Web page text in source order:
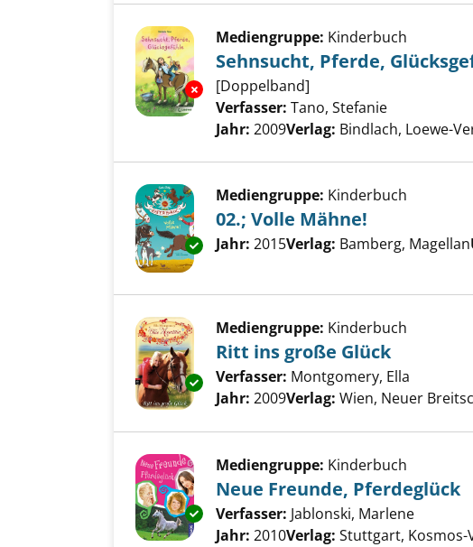
Exemplar-Details von Sehnsucht, Pferde,
Mediengruppe: Kinderbuch
Sehnsucht, Pferde,
[Doppelband]
Verfasser: Tano, Stefanie
Jahr: 2009Verlag: Bindlach, Loewe-
Exemplar-Details von 02.; Volle Mähne!
Mediengruppe: Kinderbuch
02.; Volle Mähne!
Suche nach diesem Verfasser
Jahr: 2015Verlag: Bamberg, Magellan
Exemplar-Details von Ritt ins große Glück
Mediengruppe: Kinderbuch
Ritt ins große Glück
Verfasser: Montgomery, Ella
Jahr: 2009Verlag: Wien, Neuer
Exemplar-Details von Neue Freunde,
Mediengruppe: Kinderbuch
Neue Freunde, Pferdeglück
Verfasser: Jablonski, Marlene
Jahr: 2010Verlag: Stuttgart, Kosmos-